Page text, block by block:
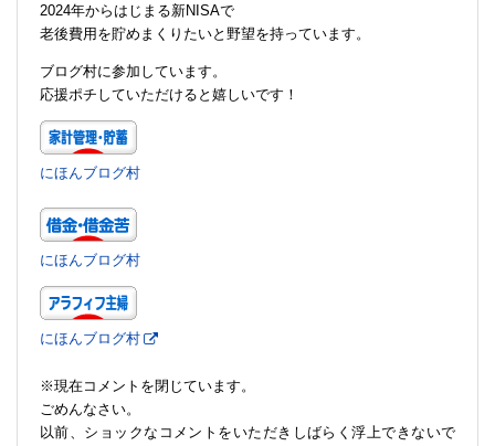
2024年からはじまる新NISAで
老後費用を貯めまくりたいと野望を持っています。
ブログ村に参加しています。
応援ポチしていただけると嬉しいです！
にほんブログ村
にほんブログ村
にほんブログ村
※現在コメントを閉じています。
ごめんなさい。
以前、ショックなコメントをいただきしばらく浮上できないで